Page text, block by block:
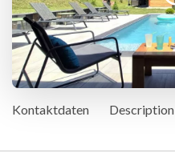
Kontaktdaten Description